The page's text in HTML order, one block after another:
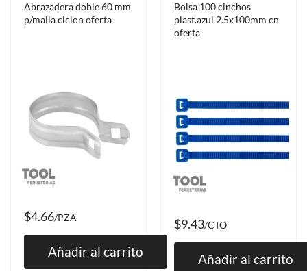
Abrazadera doble 60 mm
p/malla ciclon oferta
$4.66/PZA
Añadir al carrito
Bolsa 100 cinchos
plast.azul 2.5x100mm cn
oferta
$9.43/CTO
Añadir al carrito